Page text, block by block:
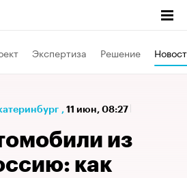
Экспертиза Решение
, 11 июн, 08:27
из
как